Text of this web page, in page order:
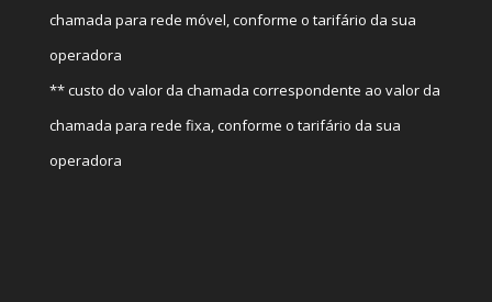
chamada para rede móvel, conforme o tarifário da sua
operadora
** custo do valor da chamada correspondente ao valor da
chamada para rede fixa, conforme o tarifário da sua
operadora